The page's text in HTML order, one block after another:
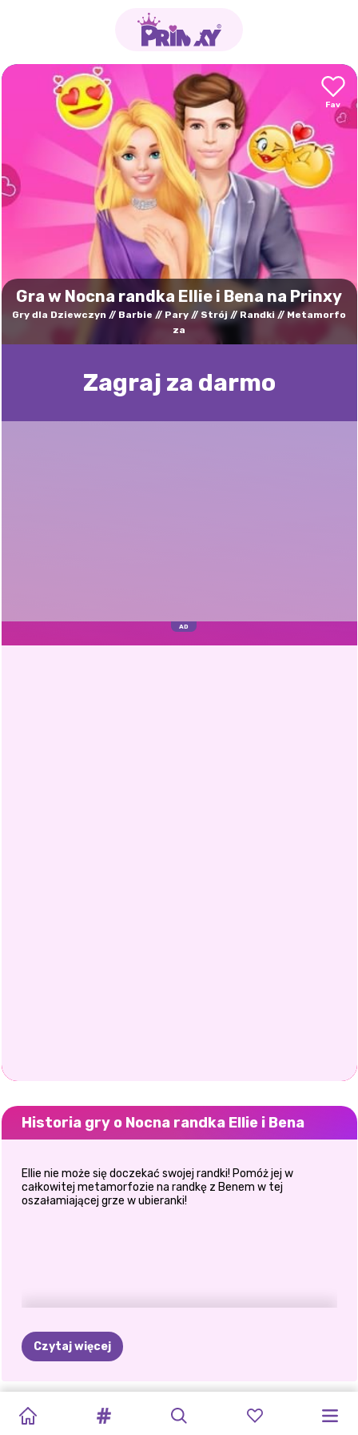
Gra w Nocna randka Ellie i Bena na Prinxy
Gry dla Dziewczyn Barbie Pary Strój Randki
Metamorfo
za
Zagraj za darmo
Historia gry o Nocna randka Ellie i Bena
Ellie nie może się doczekać swojej randki! Pomóż jej w
całkowitej metamorfozie na randkę z Benem w tej
oszałamiającej grze w ubieranki!
Czytaj więcej
PARY
DLA
GOLDIE
CRUSH
KSIĘŻNICZEK
PARA
ELLIE
BEN:
KWITNĄCY
ROMANS
KOSTIUMY
ZNANYCH